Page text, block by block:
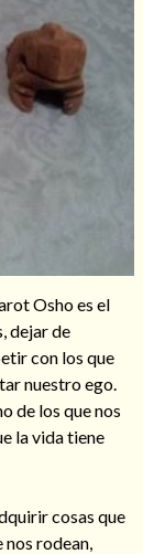
Osho es el
dejar de
con los que
nuestro ego.
de los que nos
la vida tiene
cosas que
rodean,